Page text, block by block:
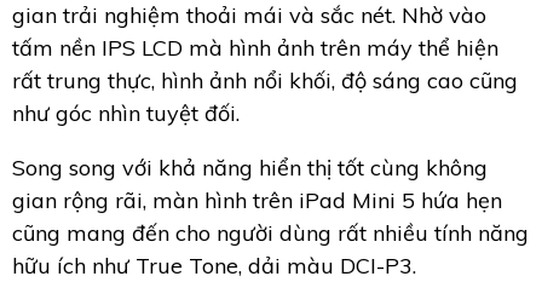
gian trải nghiệm thoải mái và sắc nét. Nhờ vào
tấm nền IPS LCD mà hình ảnh trên máy thể hiện
rất trung thực, hình ảnh nổi khối, độ sáng cao cũng
như góc nhìn tuyệt đối.
Song song với khả năng hiển thị tốt cùng không
gian rộng rãi, màn hình trên iPad Mini 5 hứa hẹn
cũng mang đến cho người dùng rất nhiều tính năng
hữu ích như True Tone, dải màu DCI-P3.